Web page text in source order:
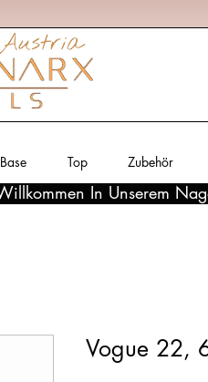
Base Top Zubehör
Vogue 22,